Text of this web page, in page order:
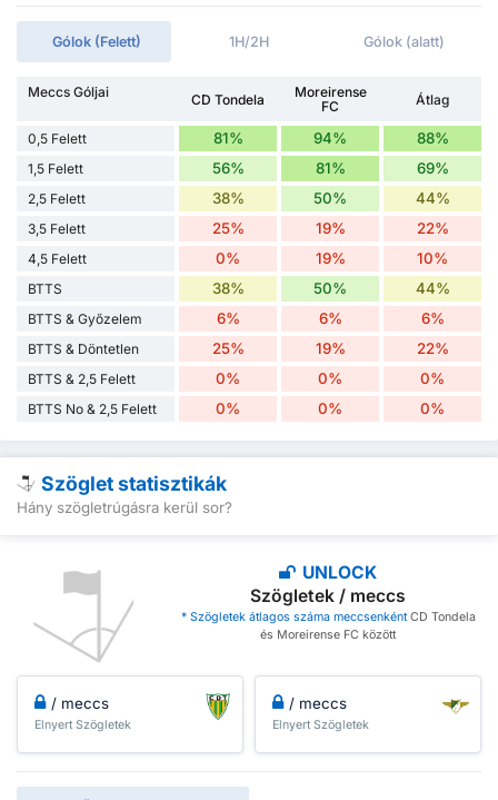
Gólok (Felett) 1H/2H Gólok (alatt)
Meccs Góljai CD Tondela
Moreirense
FC
Átlag
0,5 Felett 81% 94% 88%
1,5 Felett 56% 81% 69%
2,5 Felett 38% 50% 44%
3,5 Felett 25% 19% 22%
4,5 Felett 0% 19% 10%
BTTS 38% 50% 44%
BTTS & Győzelem 6% 6% 6%
BTTS & Döntetlen 25% 19% 22%
BTTS & 2,5 Felett 0% 0% 0%
BTTS No & 2,5 Felett 0% 0% 0%
Szöglet statisztikák
Hány szögletrúgásra kerül sor?
UNLOCK
Szögletek / meccs
* Szögletek átlagos száma meccsenkéntCD Tondela
és Moreirense FC között
/ meccs
Elnyert Szögletek
/ meccs
Elnyert Szögletek